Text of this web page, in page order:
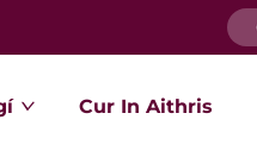
Cur In Aithris